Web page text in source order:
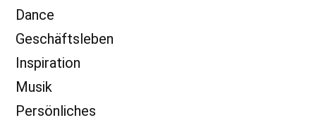
Dance
Geschäftsleben
Inspiration
Musik
Persönliches